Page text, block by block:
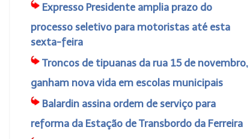
Expresso Presidente amplia prazo do
processo seletivo para motoristas até esta
sexta-feira
Troncos de tipuanas da rua 15 de novembro,
ganham nova vida em escolas municipais
Balardin assina ordem de serviço para
reforma da Estação de Transbordo da Ferreira